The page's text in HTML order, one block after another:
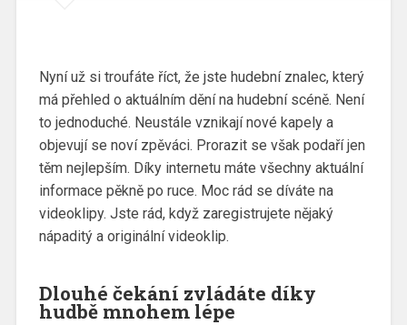
Nyní už si troufáte říct, že jste hudební znalec, který
má přehled o aktuálním dění na hudební scéně. Není
to jednoduché. Neustále vznikají nové kapely a
objevují se noví zpěváci. Prorazit se však podaří jen
těm nejlepším. Díky internetu máte všechny aktuální
informace pěkně po ruce. Moc rád se díváte na
videoklipy. Jste rád, když zaregistrujete nějaký
nápaditý a originální videoklip.
Dlouhé čekání zvládáte díky
hudbě mnohem lépe